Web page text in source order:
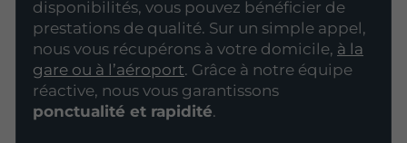
disponibilités, vous pouvez bénéficier de
prestations de qualité. Sur un simple appel,
nous vous récupérons à votre domicile, à la
gare ou à l’aéroport. Grâce à notre équipe
réactive, nous vous garantissons
ponctualité et rapidité.